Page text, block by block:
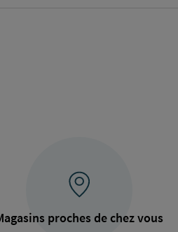
proches de chez vous